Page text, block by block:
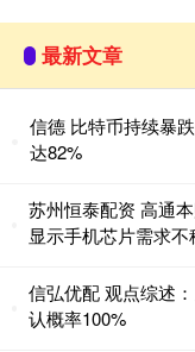
最新文章
信德 比特币持续暴
达82%
苏州恒泰配资 高通
显示手机芯片需求不
信弘优配 观点综述
认概率100%